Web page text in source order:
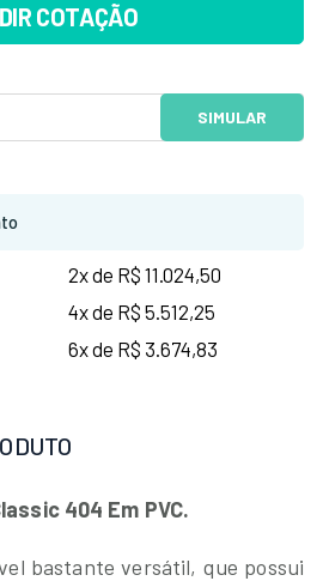
COTAÇÃO
2x de R$ 11.024,50
4x de R$ 5.512,25
6x de R$ 3.674,83
404 Em PVC.
bastante versátil, que possui